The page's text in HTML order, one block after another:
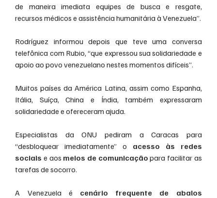
de maneira imediata equipes de busca e resgate,
recursos médicos e assistência humanitária à Venezuela”.
Rodríguez informou depois que teve uma conversa
telefônica com Rubio, “que expressou sua solidariedade e
apoio ao povo venezuelano nestes momentos difíceis”.
Muitos países da América Latina, assim como Espanha,
Itália, Suíça, China e Índia, também expressaram
solidariedade e ofereceram ajuda.
Especialistas da ONU pediram a Caracas para
“desbloquear imediatamente” o acesso às redes
sociais e aos meios de comunicação para facilitar as
tarefas de socorro.
A Venezuela é cenário frequente de abalos